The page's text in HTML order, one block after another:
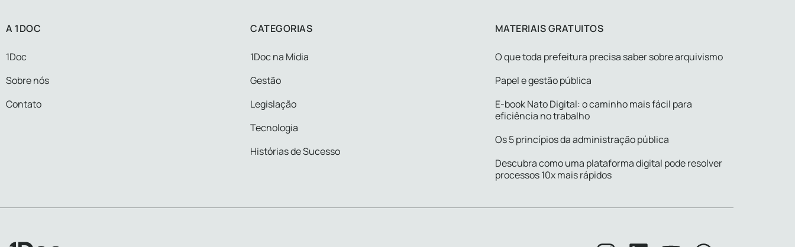
A 1DOC
1Doc
Sobre nós
Contato
CATEGORIAS
1Doc na Mídia
Gestão
Legislação
Tecnologia
Histórias de Sucesso
MATERIAIS GRATUITOS
O que toda prefeitura precisa saber sobre arquivismo
Papel e gestão pública
E-book Nato Digital: o caminho mais fácil para
eficiência no trabalho
Os 5 princípios da administração pública
Descubra como uma plataforma digital pode resolver
processos 10x mais rápidos